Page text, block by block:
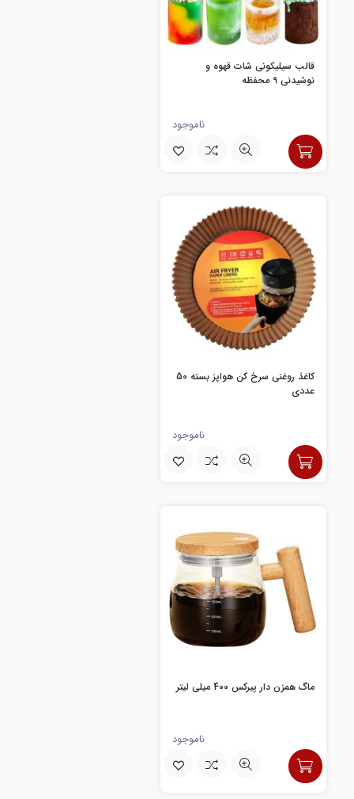
قالب سیلیکونی شات قهوه و
نوشیدنی 9 محفظه
ناموجود
کاغذ روغنی سرخ کن هواپز بسته 50
عددی
ناموجود
ماگ همزن دار پیرکس 400 میلی لیتر
ناموجود